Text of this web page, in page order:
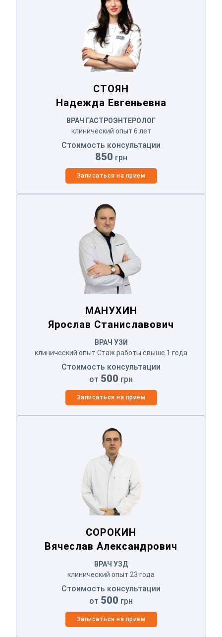
СТОЯН
Надежда Евгеньевна
ВРАЧ ГАСТРОЭНТЕРОЛОГ
клинический опыт 6 лет
Стоимость консультации
850 грн
Записаться на прием
МАНУХИН
Ярослав Станиславович
МАНУХИН
Ярослав Станиславович
ВРАЧ УЗИ
клинический опыт Стаж работы свыше 1 года
Стоимость консультации
от 500 грн
Записаться на прием
СОРОКИН
Вячеслав Александрович
СОРОКИН
Вячеслав Александрович
ВРАЧ УЗД
клинический опыт 23 года
Стоимость консультации
от 500 грн
Записаться на прием
Отправить
Отправляя данные я даю согласие на
Оператор позвонит Вам в ближайшее
время.